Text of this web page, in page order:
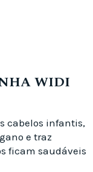
WIDI
cabelos infantis,
e traz
ficam saudáveis